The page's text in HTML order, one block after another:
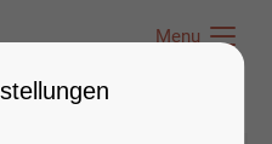
Menu
Menu